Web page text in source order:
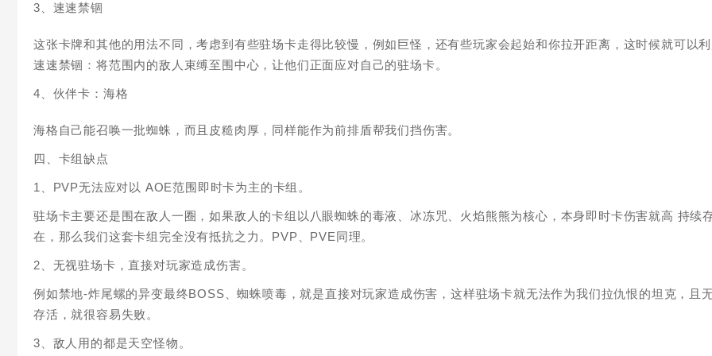
3、速速禁锢
这张卡牌和其他的用法不同，考虑到有些驻场卡走得比较慢，例如巨怪，还有些玩家会起始和你拉开距离，这时候就可以利
速速禁锢：将范围内的敌人束缚至围中心，让他们正面应对自己的驻场卡。
4、伙伴卡：海格
海格自己能召唤一批蜘蛛，而且皮糙肉厚，同样能作为前排盾帮我们挡伤害。
四、卡组缺点
1、PVP无法应对以 AOE范围即时卡为主的卡组。
驻场卡主要还是围在敌人一圈，如果敌人的卡组以八眼蜘蛛的毒液、冰冻咒、火焰熊熊为核心，本身即时卡伤害就高 持续
在，那么我们这套卡组完全没有抵抗之力。PVP、PVE同理。
2、无视驻场卡，直接对玩家造成伤害。
例如禁地-炸尾螺的异变最终BOSS、蜘蛛喷毒，就是直接对玩家造成伤害，这样驻场卡就无法作为我们拉仇恨的坦克，且
存活，就很容易失败。
3、敌人用的都是天空怪物。